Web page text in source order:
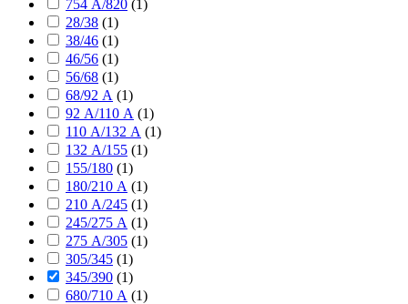
754 А/820 (1 )
28/38 (1)
38/46 (1)
46/56 (1)
56/68 (1)
68/92 А (1)
92 А/110 А (1)
110 А/132 А (1)
132 А/155 (1)
155/180 (1)
180/210 А (1)
210 А/245 (1)
245/275 А (1)
275 А/305 (1)
305/345 (1)
345/390 (1)
680/710 А (1)